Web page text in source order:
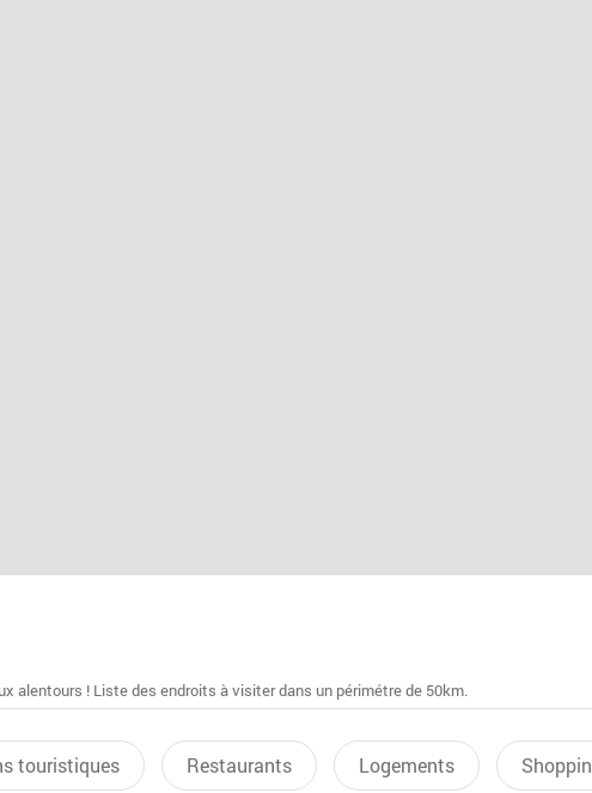
alentours ! Liste des endroits à visiter dans un périmétre de 50km.
touristiques Restaurants Logements